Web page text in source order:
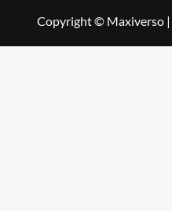
Copyright © Maxiverso |